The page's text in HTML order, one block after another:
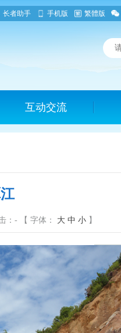
长者助手 手机版 繁體版
互动交流
： - 【 字体： 大 中 小 】